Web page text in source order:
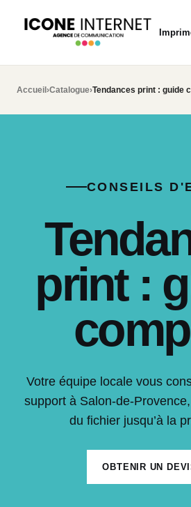
Accueil ›Catalogue›Tendances print : guide
CONSEILS
print :
Votre équipe locale vous
support à Salon-de-
du fichier jusqu’à la
OBTENIR UN